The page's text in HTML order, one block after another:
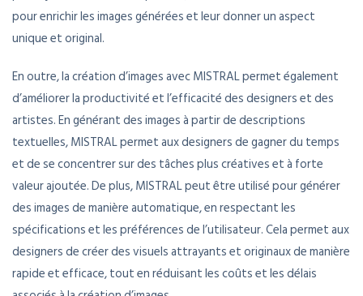
pour enrichir les images générées et leur donner un aspect
unique et original.
En outre, la création d’images avec MISTRAL permet également
d’améliorer la productivité et l’efficacité des designers et des
artistes. En générant des images à partir de descriptions
textuelles, MISTRAL permet aux designers de gagner du temps
et de se concentrer sur des tâches plus créatives et à forte
valeur ajoutée. De plus, MISTRAL peut être utilisé pour générer
des images de manière automatique, en respectant les
spécifications et les préférences de l’utilisateur. Cela permet aux
designers de créer des visuels attrayants et originaux de manière
rapide et efficace, tout en réduisant les coûts et les délais